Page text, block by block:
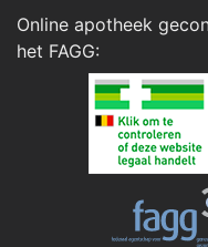
Online apotheek
het FAGG: